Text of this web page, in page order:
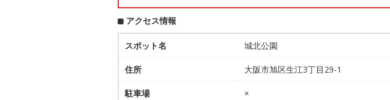
アクセス情報
スポット名 城北公園
住所 大阪市旭区生江3丁目29-1
駐車場 ×